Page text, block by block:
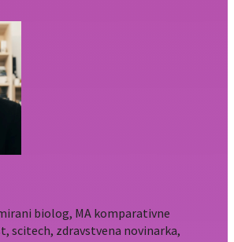
biolog, MA komparativne
scitech, zdravstvena novinarka,